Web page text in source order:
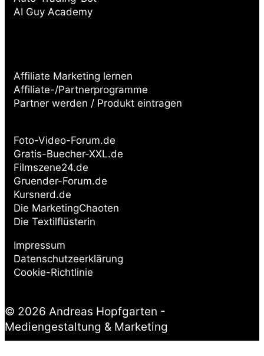
AI Guy Academy
Affiliate Marketing lernen
Affiliate-/Partnerprogramme
Partner werden / Produkt eintragen
Foto-Video-Forum.de
Gratis-Buecher-XXL.de
Filmszene24.de
Gruender-Forum.de
Kursnerd.de
Die MarketingChaoten
Die Textilflüsterin
Impressum
Datenschutzeerklärung
Cookie-Richtlinie
© 2026 Andreas Hopfgarten -
Mediengestaltung & Marketing